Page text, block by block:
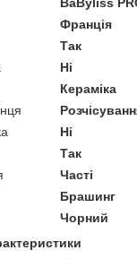
Франція
Так
Ні
Кераміка
Ні
Так
Часті
Брашинг
Чорний